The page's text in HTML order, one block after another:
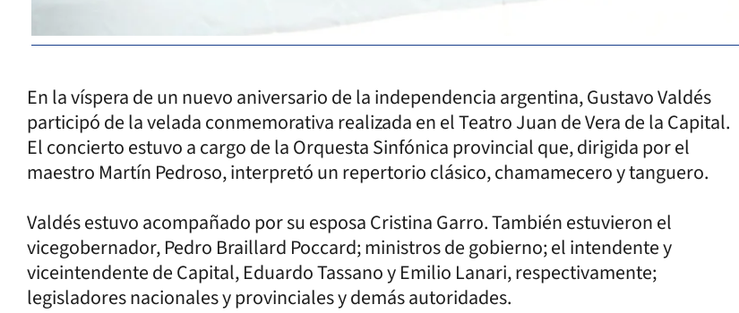
En la víspera de un nuevo aniversario de la independencia argentina, Gustavo Valdés
participó de la velada conmemorativa realizada en el Teatro Juan de Vera de la Capital.
El concierto estuvo a cargo de la Orquesta Sinfónica provincial que, dirigida por el
maestro Martín Pedroso, interpretó un repertorio clásico, chamamecero y tanguero.
Valdés estuvo acompañado por su esposa Cristina Garro. También estuvieron el
vicegobernador, Pedro Braillard Poccard; ministros de gobierno; el intendente y
viceintendente de Capital, Eduardo Tassano y Emilio Lanari, respectivamente;
legisladores nacionales y provinciales y demás autoridades.